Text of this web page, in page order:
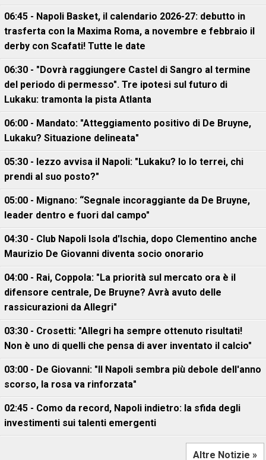
06:45 - Napoli Basket, il calendario 2026-27: debutto in
trasferta con la Maxima Roma, a novembre e febbraio il
derby con Scafati! Tutte le date
06:30 - "Dovrà raggiungere Castel di Sangro al termine
del periodo di permesso". Tre ipotesi sul futuro di
Lukaku: tramonta la pista Atlanta
06:00 - Mandato: "Atteggiamento positivo di De Bruyne,
Lukaku? Situazione delineata"
05:30 - Iezzo avvisa il Napoli: "Lukaku? Io lo terrei, chi
prendi al suo posto?"
05:00 - Mignano: “Segnale incoraggiante da De Bruyne,
leader dentro e fuori dal campo"
04:30 - Club Napoli Isola d'Ischia, dopo Clementino anche
Maurizio De Giovanni diventa socio onorario
04:00 - Rai, Coppola: "La priorità sul mercato ora è il
difensore centrale, De Bruyne? Avrà avuto delle
rassicurazioni da Allegri"
03:30 - Crosetti: "Allegri ha sempre ottenuto risultati!
Non è uno di quelli che pensa di aver inventato il calcio"
03:00 - De Giovanni: "Il Napoli sembra più debole dell'anno
scorso, la rosa va rinforzata"
02:45 - Como da record, Napoli indietro: la sfida degli
investimenti sui talenti emergenti
Altre Notizie »